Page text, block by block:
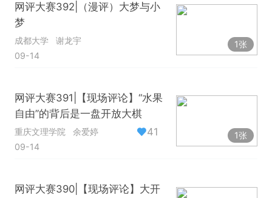
网评大赛392|（漫评）大梦与小
梦
成都大学
谢龙宇
09-14
1张
网评大赛391|【现场评论】“水果
自由”的背后是一盘开放大棋
重庆文理学院 余爱婷 41
09-14
1张
网评大赛390|【现场评论】大开